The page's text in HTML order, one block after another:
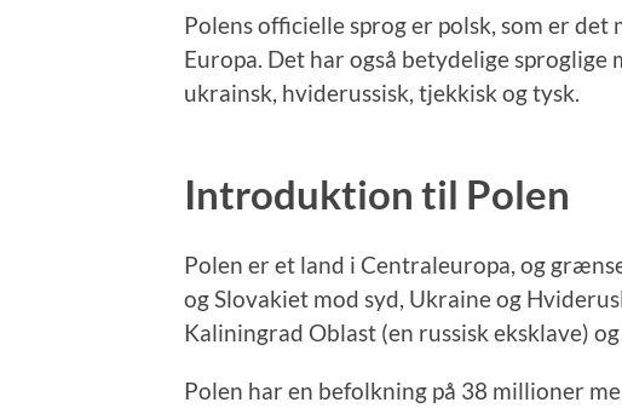
Polens officielle sprog er polsk, som er det
Europa. Det har også betydelige
ukrainsk, hviderussisk, tjekkisk og tysk.
Introduktion til Polen
Polen er et land i Centraleuropa, og
og Slovakiet mod syd, Ukraine og
Kaliningrad Oblast (en russisk eksklave)
Polen har en befolkning på 38 millioner